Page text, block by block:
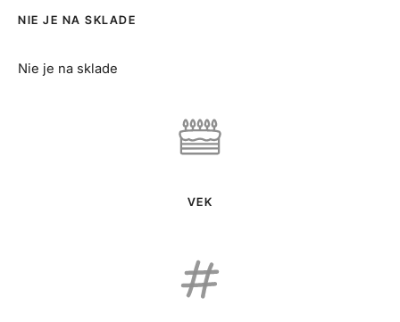
NIE JE NA SKLADE
Nie je na sklade
VEK